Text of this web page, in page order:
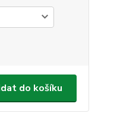
do košíku